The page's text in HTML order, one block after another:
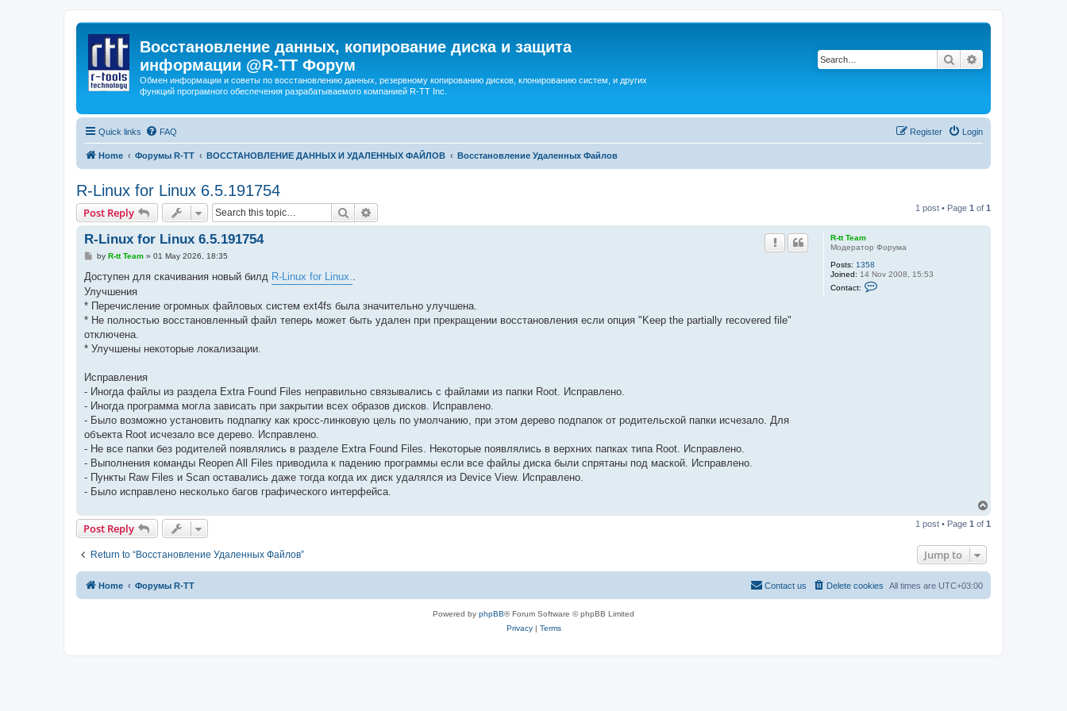
Восстановление данных, копирование диска и защита
информации @R-TT Форум
Обмен информации и советы по восстановлению данных, резервному копированию дисков, клонированию систем, и других
функций програмного обеспечения разрабатываемого компанией R-TT Inc.
Search
Quick links FAQ Login
Register
Home Форумы R-TT ВОССТАНОВЛЕНИЕ ДАННЫХ И УДАЛЕННЫХ ФАЙЛОВ Восстановление Удаленных Файлов
R-Linux for Linux 6.5.191754
Post Reply Search 1 post • Page 1 of 1
R-tt Team
Модератор Форума
Posts: 1358
Joined: 14 Nov 2008, 15:53
Contact:
R-Linux for Linux 6.5.191754
P
s
by R-tt Team» 01 May 2026, 18:35
Доступен для скачивания новый билд R-Linux for Linux.
Улучшения
* Перечисление огромных файловых систем ext4fs была значительно улучшена.
* Не полностью восстановленный файл теперь может быть удален при прекращении восстановления если опция "Keep the partially recovered file"
отключена.
* Улучшены некоторые локализации.
Исправления
- Иногда файлы из раздела Extra Found Files неправильно связывались с файлами из папки Root. Исправлено.
- Иногда программа могла зависать при закрытии всех образов дисков. Исправлено.
- Было возможно установить подпапку как кросс-линковую цель по умолчанию, при этом дерево подпапок от родительской папки исчезало. Для
объекта Root исчезало все дерево. Исправлено.
- Не все папки без родителей появлялись в разделе Extra Found Files. Некоторые появлялись в верхних папках типа Root. Исправлено.
- Выполнения команды Reopen All Files приводила к падению программы если все файлы диска были спрятаны под маской. Исправлено.
- Пункты Raw Files и Scan оставались даже тогда когда их диск удалялся из Device View. Исправлено.
- Было исправлено несколько багов графического интерфейса.
p
Post Reply 1 post • Page 1 of 1
Return to “Восстановление Удаленных Файлов” Jump to
Home Форумы R-TT All times are UTC+03:00
Delete cookies
Contact us
Powered by phpBB® Forum Software © phpBB Limited
Privacy| Terms